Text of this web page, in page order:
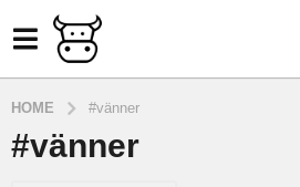
HOME #vänner
#vänner